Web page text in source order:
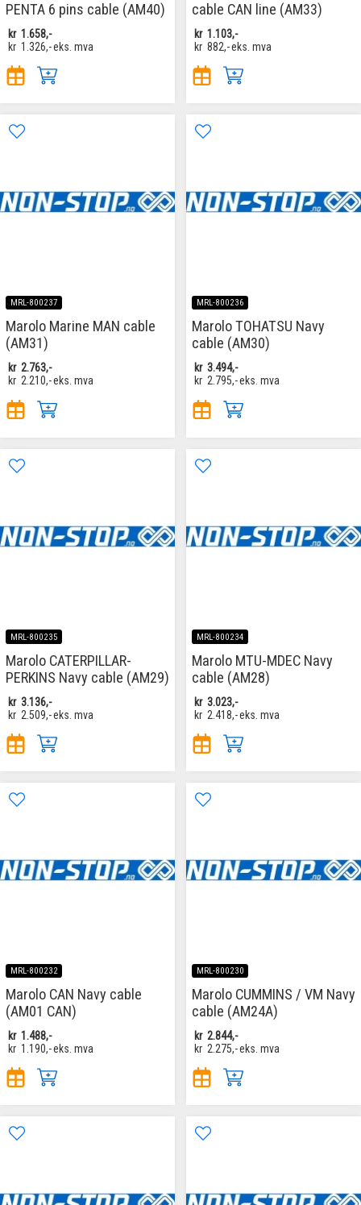
PENTA 6 pins cable (AM40)
kr 1.658,-
kr 1.326,-eks. mva
cable CAN line (AM33)
kr 1.103,-
kr 882,-eks. mva
MRL-800237
Marolo Marine MAN cable
(AM31)
kr 2.763,-
kr 2.210,-eks. mva
MRL-800236
Marolo TOHATSU Navy
cable (AM30)
kr 3.494,-
kr 2.795,-eks. mva
MRL-800235
Marolo CATERPILLAR-
PERKINS Navy cable (AM29)
kr 3.136,-
kr 2.509,-eks. mva
MRL-800234
Marolo MTU-MDEC Navy
cable (AM28)
kr 3.023,-
kr 2.418,-eks. mva
MRL-800232
Marolo CAN Navy cable
(AM01 CAN)
kr 1.488,-
kr 1.190,-eks. mva
MRL-800230
Marolo CUMMINS / VM Navy
cable (AM24A)
kr 2.844,-
kr 2.275,-eks. mva